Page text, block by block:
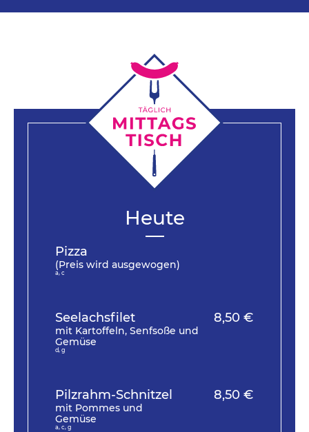
Heute
Pizza
(Preis wird ausgewogen)
a, c
Seelachsfilet
mit Kartoffeln, Senfsoße und
Gemüse
d, g
8,50 €
Pilzrahm-Schnitzel
mit Pommes und
Gemüse
a, c, g
8,50 €